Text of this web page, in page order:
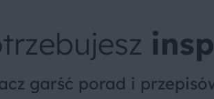
garść porad i